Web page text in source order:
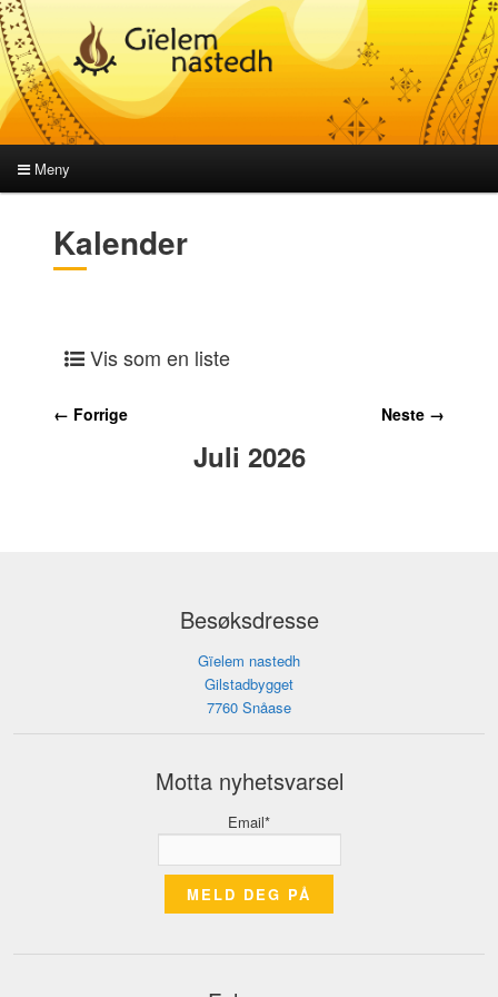
Meny
direkte
hovedinnholdet
direkte
sekundærinnholdet
Kalender
Vis som en liste
← Forrige
Juli 2026
Neste →
Besøksdresse
Gïelem nastedh
Gilstadbygget
7760 Snåase
Motta nyhetsvarsel
Email*